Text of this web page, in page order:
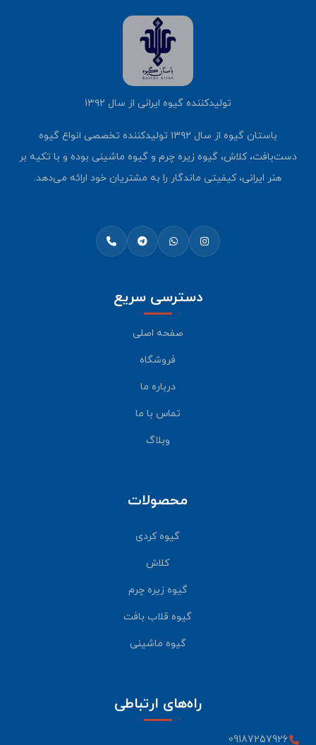
تولیدکننده گیوه ایرانی از سال ۱۳۹۲
باستان گیوه از سال ۱۳۹۲ تولیدکننده تخصصی انواع گیوه
دست‌بافت، کلاش، گیوه زیره چرم و گیوه ماشینی بوده و با تکیه بر
هنر ایرانی، کیفیتی ماندگار را به مشتریان خود ارائه می‌دهد.
دسترسی سریع
صفحه اصلی
فروشگاه
درباره ما
تماس با ما
وبلاگ
محصولات
گیوه کردی
کلاش
گیوه زیره چرم
گیوه قلاب بافت
گیوه ماشینی
راه‌های ارتباطی
09187257926